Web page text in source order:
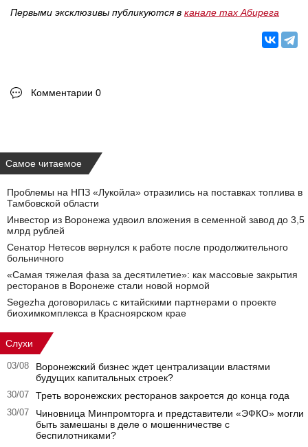
Первыми эксклюзивы публикуются в канале max Абирега
Комментарии 0
Самое читаемое
Проблемы на НПЗ «Лукойла» отразились на поставках топлива в
Тамбовской области
Инвестор из Воронежа удвоил вложения в семенной завод до 3,5
млрд рублей
Сенатор Нетесов вернулся к работе после продолжительного
больничного
«Самая тяжелая фаза за десятилетие»: как массовые закрытия
ресторанов в Воронеже стали новой нормой
Segezha договорилась с китайскими партнерами о проекте
биохимкомплекса в Красноярском крае
Слухи
03/08
Воронежский бизнес ждет централизации властями
будущих капитальных строек?
30/07 Треть воронежских ресторанов закроется до конца года
30/07
Чиновница Минпромторга и представители «ЭФКО» могли
быть замешаны в деле о мошенничестве с
беспилотниками?